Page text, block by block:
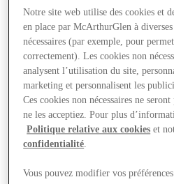
Notre site web utilise des cookies et
en place par McArthurGlen à
nécessaires (par exemple, pour
correctement). Les cookies non
analysent l’utilisation du site,
marketing et personnalisent les
Ces cookies non nécessaires ne
ne les acceptiez. Pour plus
Politique relative aux cookies et
confidentialité.
Vous pouvez modifier vos